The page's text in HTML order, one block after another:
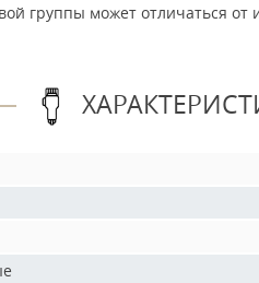
группы может отличаться